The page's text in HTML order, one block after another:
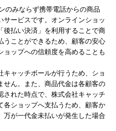
のみならず携帯電話からの商品
ービスです。オンラインショッ
後払い決済」を利用することで商
うことができるため、顧客の安心
ップへの信頼度を高めることも
ャッチボールが行うため、ショ
せん。また、商品代金は各顧客の
された時点で、株式会社キャッチ
各ショップへ支払うため、顧客か
万が一代金未払いが発生した場合